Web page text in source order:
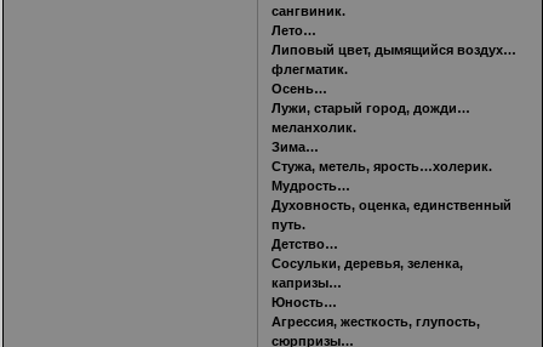
сангвиник.
Лето…
Липовый цвет, дымящийся воздух…
флегматик.
Осень…
Лужи, старый город, дожди…
меланхолик.
Зима…
Стужа, метель, ярость…холерик.
Мудрость…
Духовность, оценка, единственный
путь.
Детство…
Сосульки, деревья, зеленка,
капризы…
Юность…
Агрессия, жесткость, глупость,
сюрпризы…